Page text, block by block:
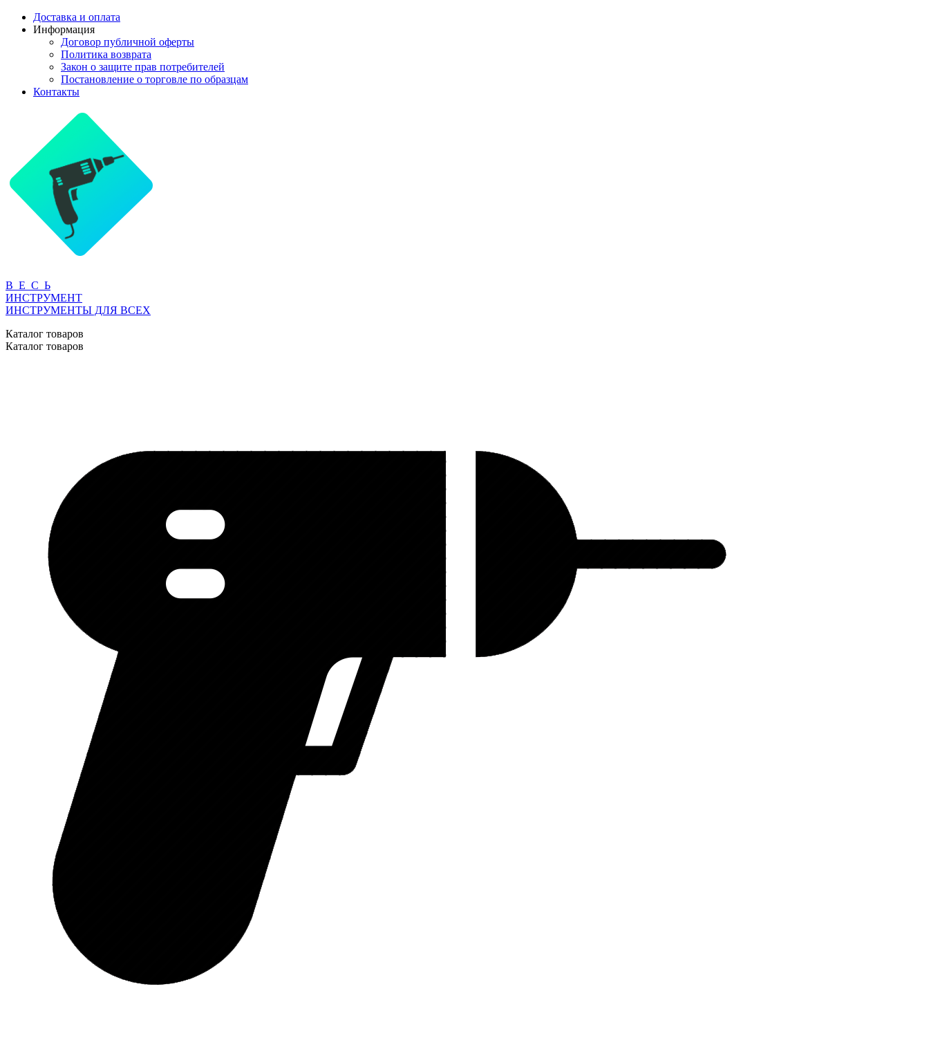
Доставка и оплата
Информация
Договор публичной оферты
Политика возврата
Закон о защите прав потребителей
Постановление о торговле по образцам
Контакты
В Е С Ь
ИНСТРУМЕНТ
ИНСТРУМЕНТЫ ДЛЯ ВСЕХ
Каталог товаров
Каталог товаров